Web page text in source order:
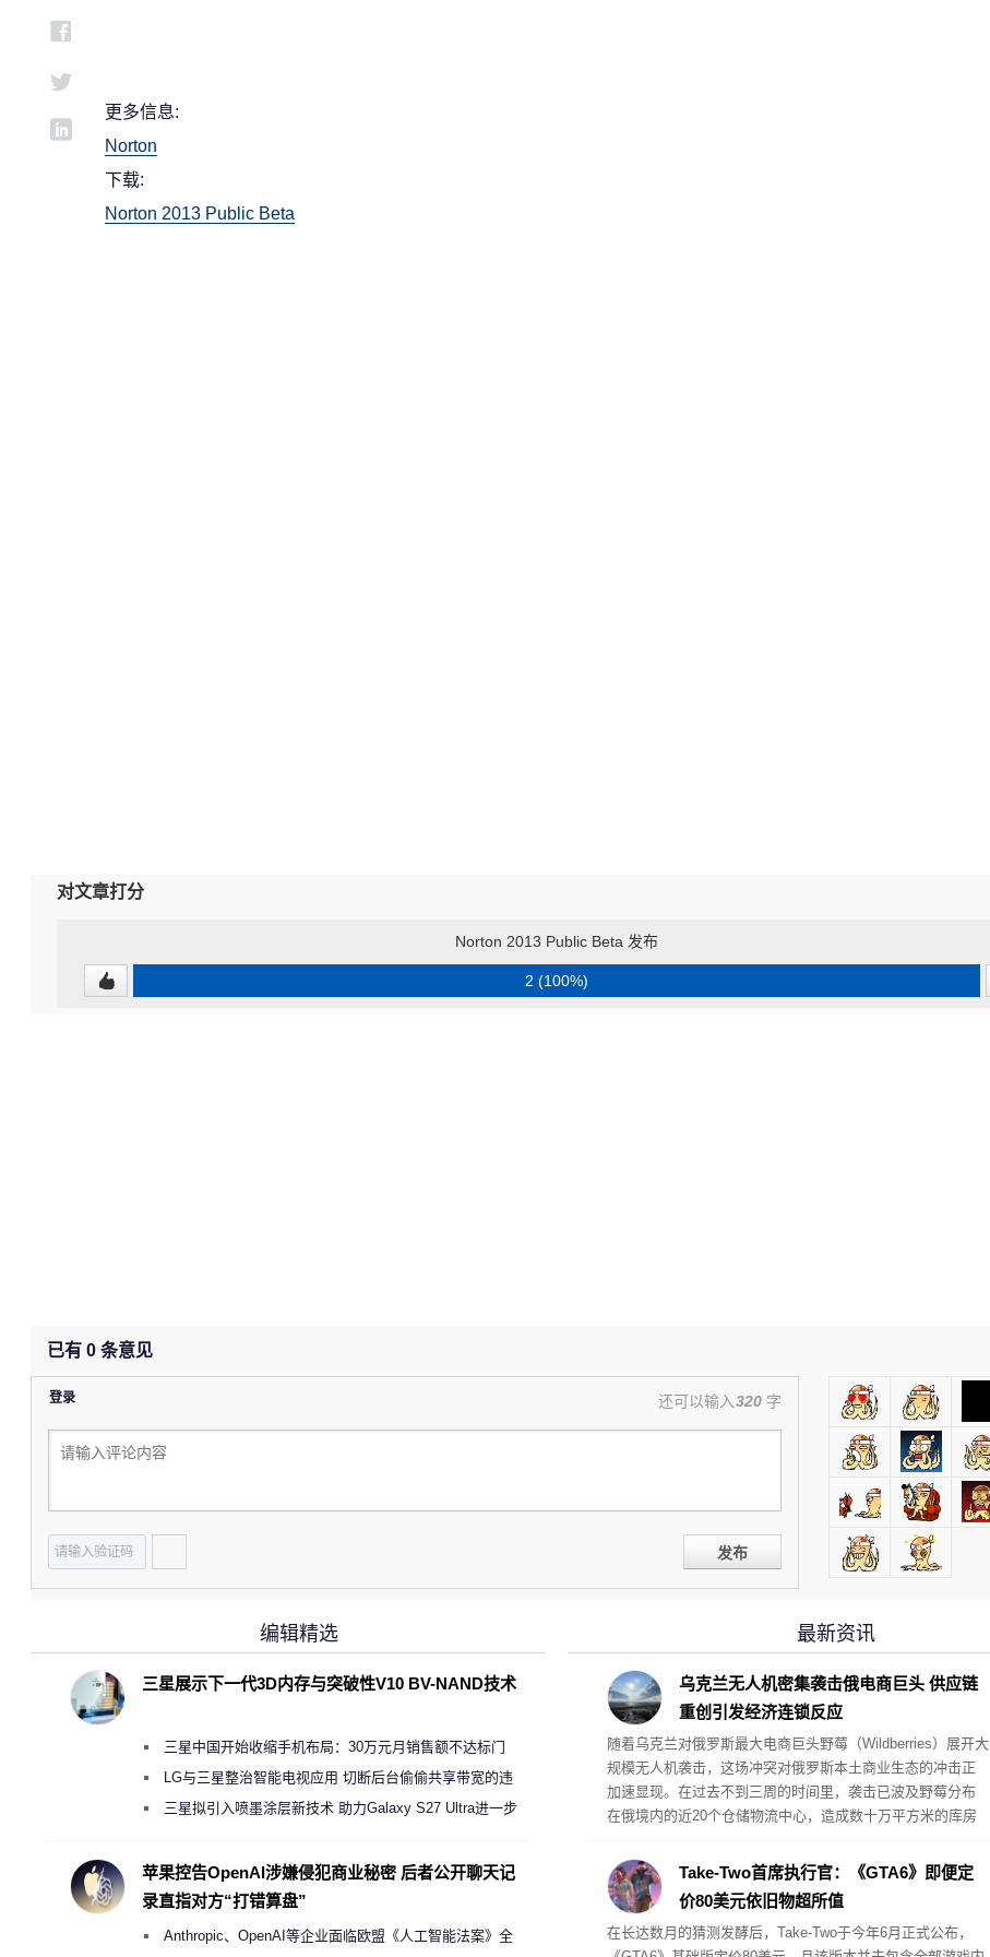
更多信息:
Norton
下载:
Norton 2013 Public Beta
对文章打分
Norton 2013 Public Beta 发布
2 (100%)
已有 0 条意见
登录 还可以输入320 字
发布
最新资讯
乌克兰无人机密集袭击俄电商巨头 供应链
重创引发经济连锁反应
随着乌克兰对俄罗斯最大电商巨头野莓（Wildberries）展开大
规模无人机袭击，这场冲突对俄罗斯本土商业生态的冲击正
加速显现。在过去不到三周的时间里，袭击已波及野莓分布
在俄境内的近20个仓储物流中心，造成数十万平方米的库房
仓储面积已超过118万平方米，占该平台总仓储容量的五分之
一以上。
Take-Two首席执行官：《GTA6》即便定
价80美元依旧物超所值
在长达数月的猜测发酵后，Take-Two于今年6月正式公布，
编辑精选
三星展示下一代3D内存与突破性V10 BV-NAND技术
三星中国开始收缩手机布局：30万元月销售额不达标门
店 将被逐步清退
LG与三星整治智能电视应用 切断后台偷偷共享带宽的违
规行为三星拟引入喷墨涂层新技术 助力Galaxy S27 Ultra进一步
苹果控告OpenAI涉嫌侵犯商业秘密 后者公开聊天记
录直指对方“打错算盘”
Anthropic、OpenAI等企业面临欧盟《人工智能法案》全